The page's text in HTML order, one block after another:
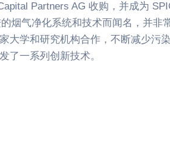
Partners AG 收购，并成为
烟气净化系统和技术而闻名，并非
大学和研究机构合作，不断减少污
了一系列创新技术。